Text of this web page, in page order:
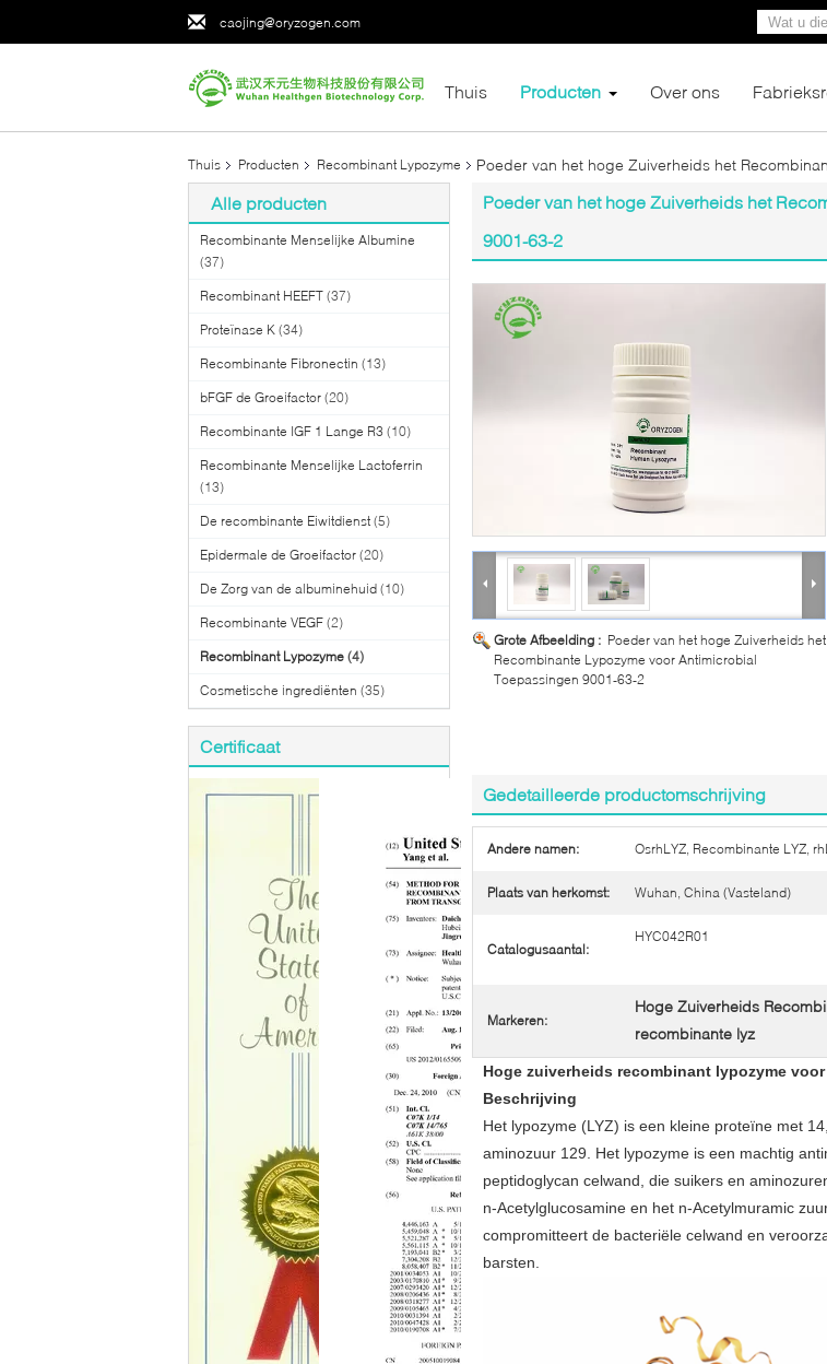
caojing@oryzogen.com
Thuis Producten Over ons
Thuis Producten Recombinant Lypozyme Poeder van het hoge Zuiverheids het
Alle producten
Recombinante Menselijke Albumine
(37)
Recombinant HEEFT (37)
Proteïnase K (34)
Recombinante Fibronectin (13)
bFGF de Groeifactor (20)
Recombinante IGF 1 Lange R3 (10)
Recombinante Menselijke Lactoferrin
(13)
De recombinante Eiwitdienst (5)
Epidermale de Groeifactor (20)
De Zorg van de albuminehuid (10)
Recombinante VEGF (2)
Recombinant Lypozyme (4)
Cosmetische ingrediënten (35)
Certificaat
Poeder van het hoge Zuiverheids het
9001-63-2
Grote Afbeelding : Poeder van het hoge Zuiverheids het
Recombinante Lypozyme voor Antimicrobial
Toepassingen 9001-63-2
Gedetailleerde productomschrijving
Andere namen: OsrhLYZ, Recombinante LYZ,
Plaats van herkomst: Wuhan, China (Vasteland)
Catalogusaantal:
HYC042R01
Markeren:
Hoge Zuiverheids
recombinante lyz
Hoge zuiverheids recombinant lypozyme
Beschrijving
Het lypozyme (LYZ) is een kleine proteïne met
aminozuur 129. Het lypozyme is een machtig
peptidoglycan celwand, die suikers en
n-Acetylglucosamine en het n-Acetylmuramic
compromitteert de bacteriële celwand en
barsten.